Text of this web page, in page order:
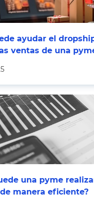
ayudar el
ventas de una
una pyme
manera eficiente?